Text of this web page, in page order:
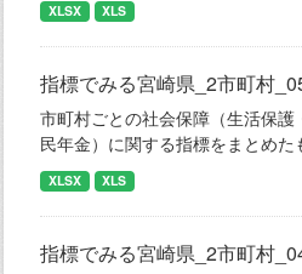
XLSX XLS
指標でみる宮崎県_2市町村
市町村ごとの社会保障（生活保
民年金）に関する指標をまとめた
XLSX XLS
指標でみる宮崎県_2市町村